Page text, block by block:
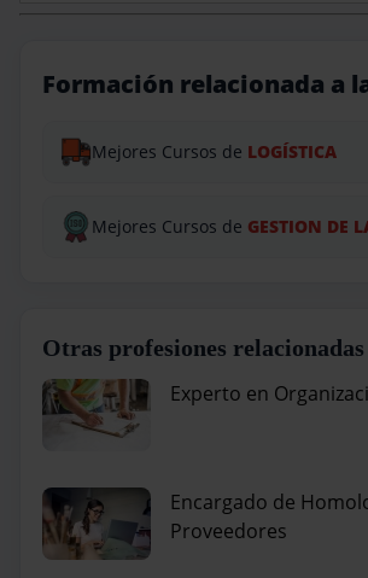
Formación relacionada a
Mejores Cursos de LOGÍSTICA
Mejores Cursos de GESTION DE
Otras profesiones relacionadas
Experto en
Encargado de
Proveedores